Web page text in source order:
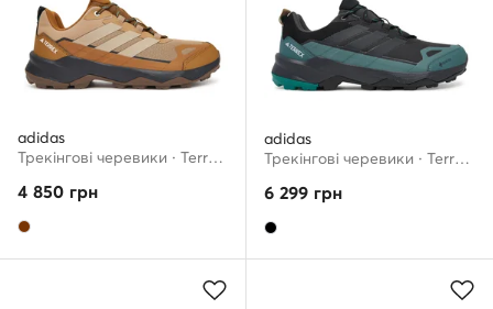
adidas
Трекінгові черевики · Terrex Skychaser Ax5 JH7802 · Коричневий
4 850 грн
adidas
Трекінгові черевики · Terrex Skychaser AX5 GORE-TEX JQ2209 · Чорний
6 299 грн